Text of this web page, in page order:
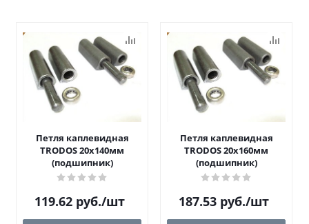
Петля каплевидная
TRODOS 20х140мм
(подшипник)
119.62 руб./шт
Петля каплевидная
TRODOS 20х160мм
(подшипник)
187.53 руб./шт